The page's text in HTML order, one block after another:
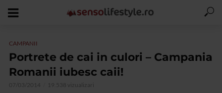
CAMPANII
Portrete de cai in culori – Campania
Romanii iubesc caii!
07/03/2014 19.538 vizualizari